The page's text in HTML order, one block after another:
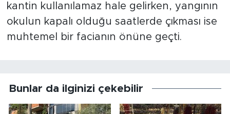
kantin kullanılamaz hale gelirken, yangının
okulun kapalı olduğu saatlerde çıkması ise
muhtemel bir facianın önüne geçti.
Bunlar da ilginizi çekebilir